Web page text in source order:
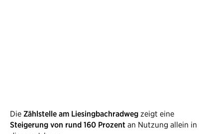
Die Zählstelle am Liesingbachradweg zeigt eine
Steigerung von rund 160 Prozent an Nutzung allein in